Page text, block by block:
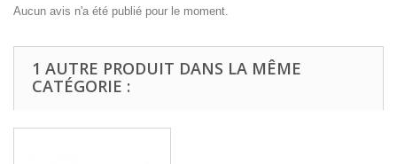
Aucun avis n'a été publié pour le moment.
1 AUTRE PRODUIT DANS LA MÊME
CATÉGORIE :